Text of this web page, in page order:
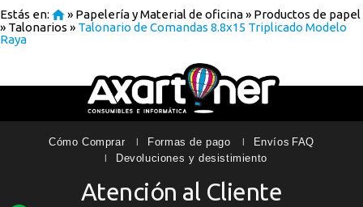
Estás en: » Papelería y Material de oficina» Productos de papel
» Talonarios » Talonario de Comandas 8.8x15 Triplicado Modelo
Raya
Cómo Comprar Formas de pago Envíos FAQ
Devoluciones y desistimiento
Atención al Cliente